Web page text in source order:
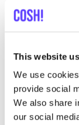
This website
We use
provide social
We also share
our social